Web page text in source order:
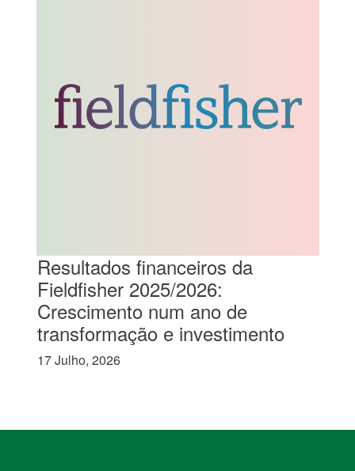
Resultados financeiros da
Fieldfisher 2025/2026:
Crescimento num ano de
transformação e investimento
17 Julho, 2026